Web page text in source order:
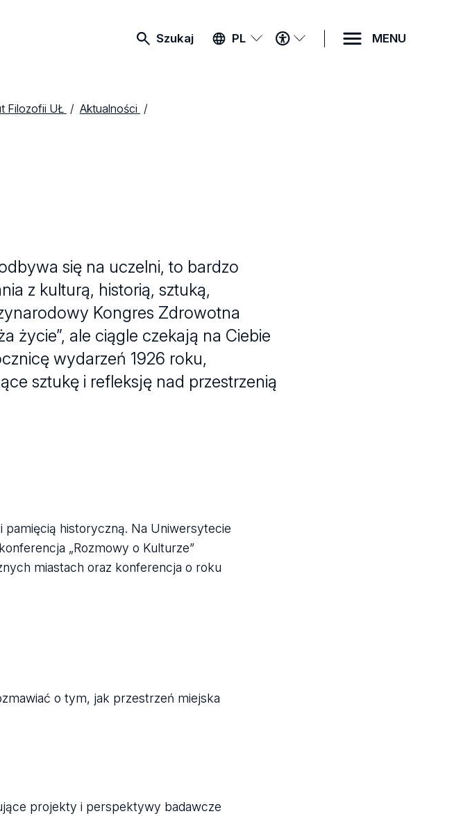
Szukaj PL
MENU
DOSTĘPNOŚCI
MENU
Filozofii UŁ Aktualności
się na uczelni, to bardzo
z kulturą, historią, sztuką,
Kongres Zdrowotna
życie”, ale ciągle czekają na Ciebie
wydarzeń 1926 roku,
sztukę i refleksję nad przestrzenią
historyczną. Na Uniwersytecie
„Rozmowy o Kulturze”
miastach oraz konferencja o roku
o tym, jak przestrzeń miejska
projekty i perspektywy badawcze